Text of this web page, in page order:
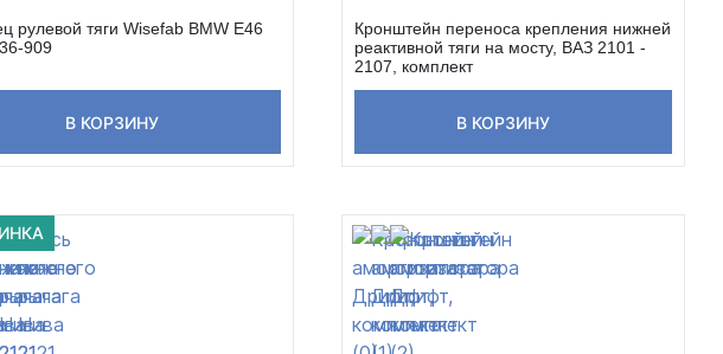
рулевой тяги Wisefab BMW E46
909
В КОРЗИНУ
Кронштейн переноса крепления нижней
реактивной тяги на мосту, ВАЗ 2101 -
2107, комплект
В КОРЗИНУ